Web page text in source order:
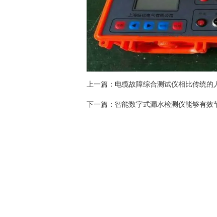
上一篇： 电缆故障综合测试仪相比传统的
下一篇： 智能数字式漏水检测仪能够有效